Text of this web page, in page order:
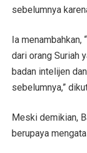
sebelumnya
Ia
dari orang Suriah
badan intelijen
sebelumnya,”
Meski demikian,
berupaya